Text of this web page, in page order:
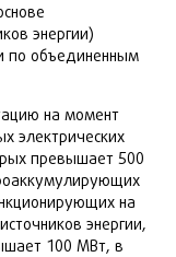
энергии)
по объединенным
на момент
электрических
превышает 500
на
энергии,
100 МВт, в